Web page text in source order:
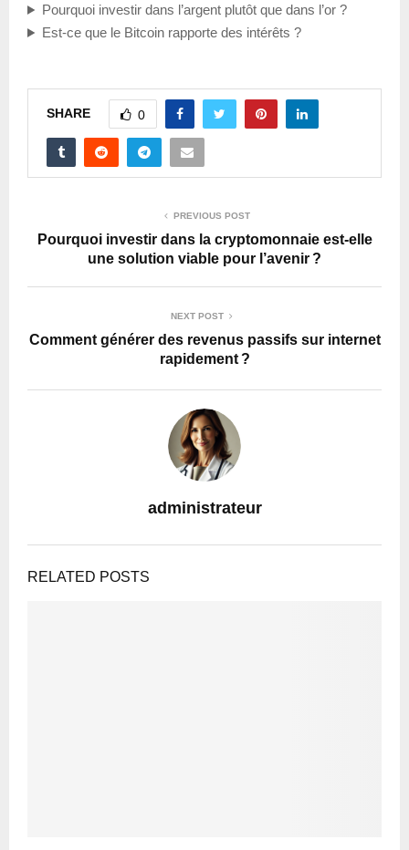
Pourquoi investir dans l’argent plutôt que dans l’or ?
Est-ce que le Bitcoin rapporte des intérêts ?
SHARE 0
PREVIOUS POST
Pourquoi investir dans la cryptomonnaie est-elle
une solution viable pour l’avenir ?
NEXT POST
Comment générer des revenus passifs sur internet
rapidement ?
administrateur
RELATED POSTS